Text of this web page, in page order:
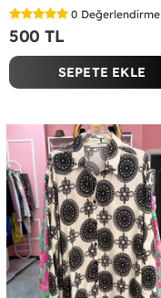
0 Değerlendirme
500 TL
SEPETE EKLE